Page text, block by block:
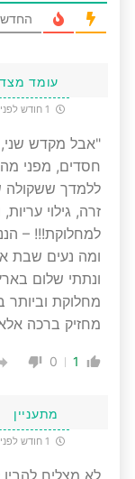
עומד מצד
"אבל מקדש שני,
חסדים, מפני
ללמדך ששקולה
זרה, גילוי
למחלוקת!!! –
ומה נעים שבת
ונתתי שלום
מחלוקת וביותר
מחזיק ברכה
1
0
מתעניין